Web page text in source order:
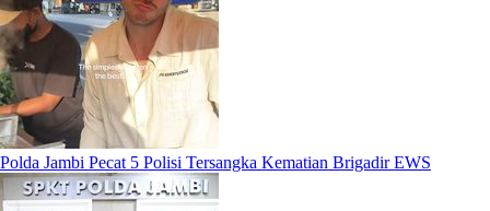
Polda Jambi Pecat 5 Polisi Tersangka Kematian Brigadir EWS